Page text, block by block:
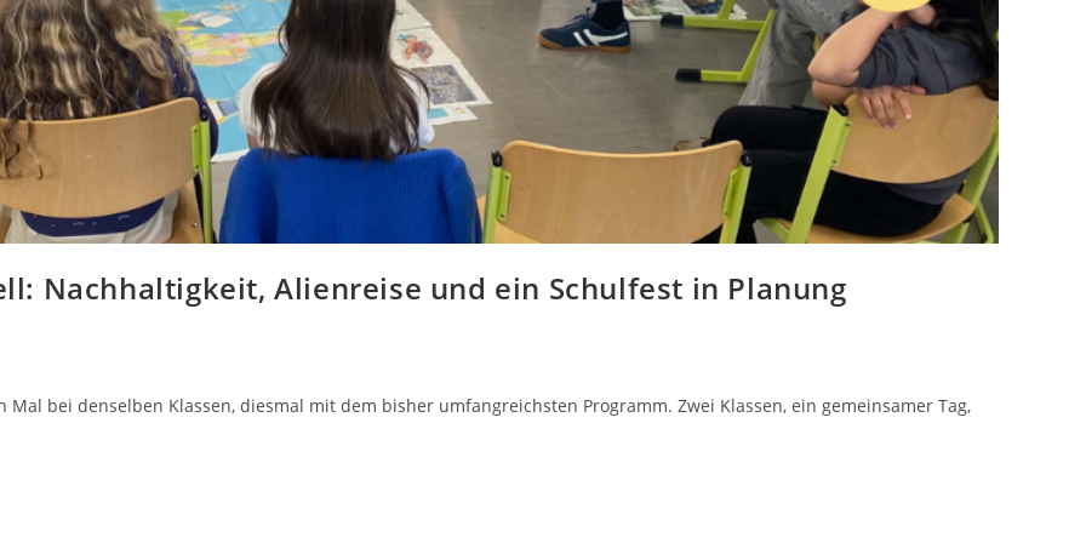
Nachhaltigkeit, Alienreise und ein Schulfest in Planung
bei denselben Klassen, diesmal mit dem bisher umfangreichsten Programm. Zwei Klassen, ein gemeinsamer Tag,